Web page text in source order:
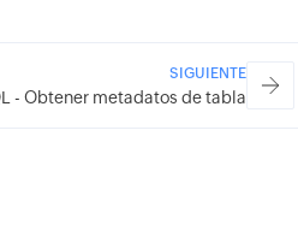
SIGUIENTE
- Obtener metadatos de tabla